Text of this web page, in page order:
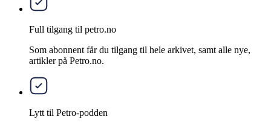
Full tilgang til petro.no
Som abonnent får du tilgang til hele arkivet, samt alle nye,
artikler på Petro.no.
Lytt til Petro-podden